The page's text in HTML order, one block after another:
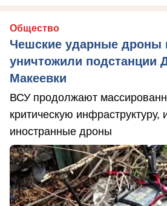
Общество
Чешские ударные дроны
уничтожили подстанции
Макеевки
ВСУ продолжают
критическую инфраструктуру,
иностранные дроны